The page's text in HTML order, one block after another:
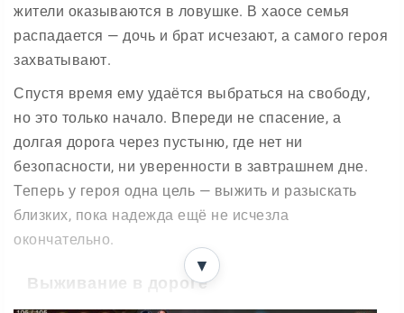
жители оказываются в ловушке. В хаосе семья
распадается — дочь и брат исчезают, а самого героя
захватывают.
Спустя время ему удаётся выбраться на свободу,
но это только начало. Впереди не спасение, а
долгая дорога через пустыню, где нет ни
безопасности, ни уверенности в завтрашнем дне.
Теперь у героя одна цель — выжить и разыскать
близких, пока надежда ещё не исчезла
окончательно.
Выживание в дороге
▼